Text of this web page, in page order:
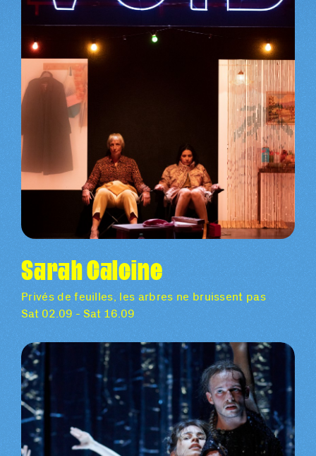
Sarah Calcine
Privés de feuilles, les arbres ne bruissent pas
Sat 02.09 - Sat 16.09